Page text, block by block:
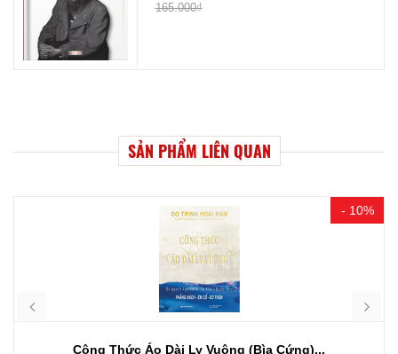
165.000₫
SẢN PHẨM LIÊN QUAN
- 10%
Công Thức Áo Dài Ly Vuông (Bìa Cứng)...